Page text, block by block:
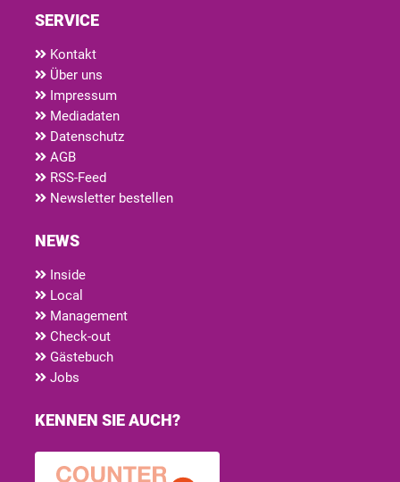
SERVICE
Kontakt
Über uns
Impressum
Mediadaten
Datenschutz
AGB
RSS-Feed
Newsletter bestellen
NEWS
Inside
Local
Management
Check-out
Gästebuch
Jobs
KENNEN SIE AUCH?